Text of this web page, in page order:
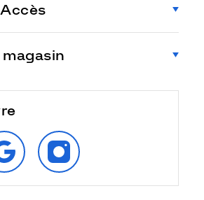
SUIVEZ‑NOUS
SUR
INSTAGRAM